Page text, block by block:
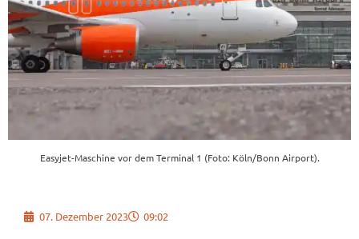
Easyjet-Maschine vor dem Terminal 1 (Foto: Köln/Bonn Airport).
07. Dezember 2023 09:02